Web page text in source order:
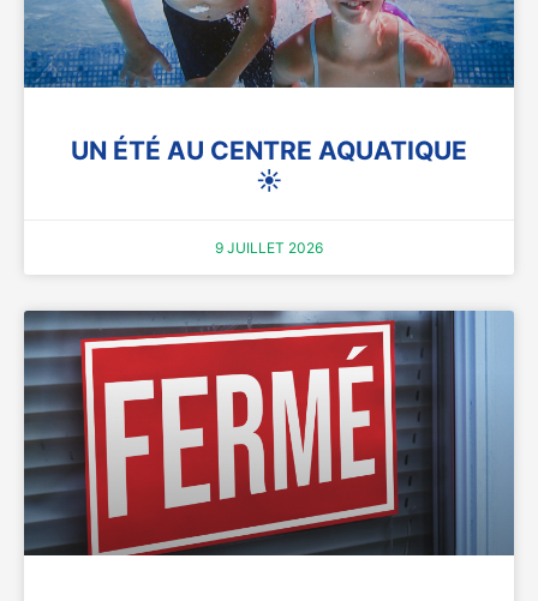
UN ÉTÉ AU CENTRE AQUATIQUE
☀️
9 JUILLET 2026